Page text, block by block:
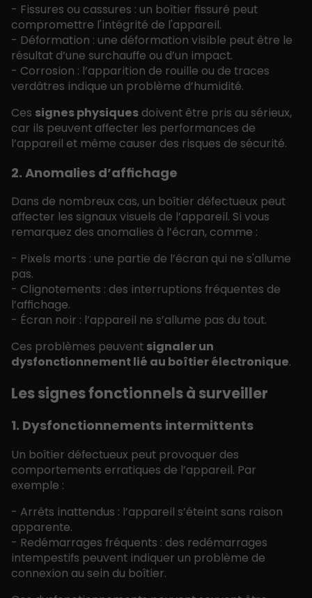
- Fissures ou cassures : un boîtier fissuré peut
compromettre l'intégrité de l'appareil.
- Déformation : une déformation visible peut être le
résultat d’une surchauffe ou d’un impact.
- Corrosion : l’apparition de rouille ou de traces
verdâtres indique un problème d’humidité.
Ces signes physiques doivent être pris au sérieux,
car ils peuvent affecter les performances de
l’appareil et même causer des risques de sécurité.
2. Anomalies d’affichage
Dans de nombreux cas, un boîtier défectueux peut
affecter les signaux visuels de l’appareil. Si vous
remarquez des anomalies à l’écran, comme :
- Pixels morts : une partie de l’écran qui ne s'allume
pas.
- Clignotements : des interruptions fréquentes de
l’affichage.
- Écran noir : l’appareil ne s’allume pas du tout.
Ces problèmes peuvent signaler un
dysfonctionnement lié au boîtier électronique.
Les signes fonctionnels à surveiller
1. Dysfonctionnements intermittents
Un boîtier défectueux peut provoquer des
comportements erratiques de l’appareil. Par
exemple :
- Arrêts inattendus : l’appareil s’éteint sans raison
apparente.
- Redémarrages fréquents : des redémarrages
intempestifs peuvent indiquer un problème de
connexion au sein du boîtier.